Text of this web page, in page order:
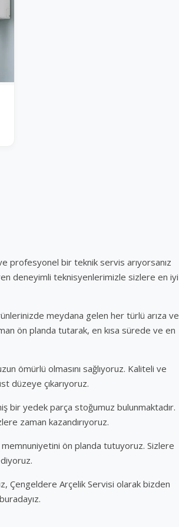
profesyonel bir teknik servis arıyorsanız
deneyimli teknisyenlerimizle sizlere en iyi
meydana gelen her türlü arıza ve
ön planda tutarak, en kısa sürede ve en
ömürlü olmasını sağlıyoruz. Kaliteli ve
düzeye çıkarıyoruz.
bir yedek parça stoğumuz bulunmaktadır.
zaman kazandırıyoruz.
ön planda tutuyoruz. Sizlere
Çengeldere Arçelik Servisi olarak bizden